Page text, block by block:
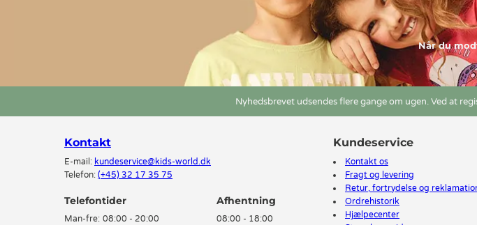
Når du
Nyhedsbrevet udsendes flere gange om ugen. Ved at
Kontakt
E-mail: kundeservice@kids-world.dk
Telefon: (+45) 32 17 35 75
Telefontider
Man-fre: 08:00 - 20:00 08:00 - 18:00
Kundeservice
Kontakt os
Fragt og levering
Retur, fortrydelse og
Ordrehistorik
Hjælpecenter